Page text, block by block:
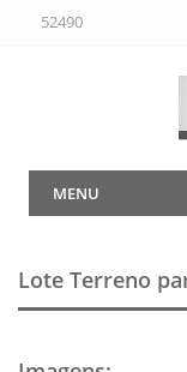
52490
MENU
Lote Terreno